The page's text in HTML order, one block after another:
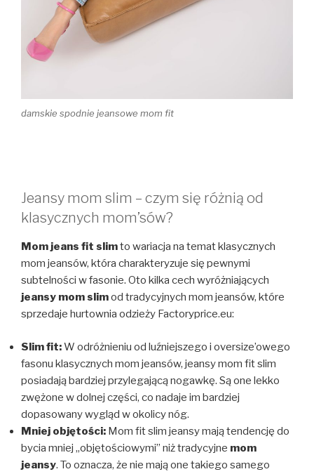
damskie spodnie jeansowe mom fit
Jeansy mom slim – czym się różnią od
klasycznych mom’sów?
Mom jeans fit slimto wariacja na temat klasycznych
mom jeansów, która charakteryzuje się pewnymi
subtelności w fasonie. Oto kilka cech wyróżniających
jeansy mom slimod tradycyjnych mom jeansów, które
sprzedaje hurtownia odzieży Factoryprice.eu:
Slim fit:W odróżnieniu od luźniejszego i oversize’owego
fasonu klasycznych mom jeansów, jeansy mom fit slim
posiadają bardziej przylegającą nogawkę. Są one lekko
zwężone w dolnej części, co nadaje im bardziej
dopasowany wygląd w okolicy nóg.
Mniej objętości: Mom fit slim jeansy mają tendencję do
bycia mniej „objętościowymi” niż tradycyjne mom
jeansy. To oznacza, że nie mają one takiego samego